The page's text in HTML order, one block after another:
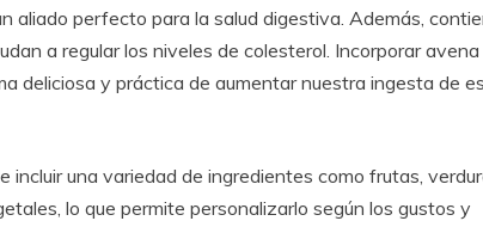
aliado perfecto para la salud digestiva. Además,
a regular los niveles de colesterol. Incorporar avena
deliciosa y práctica de aumentar nuestra ingesta de
incluir una variedad de ingredientes como frutas,
lo que permite personalizarlo según los gustos y